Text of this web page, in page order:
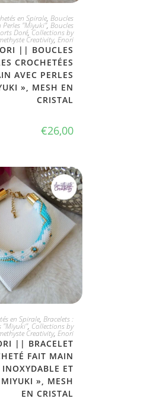
L'ADOPTE
en Spirale, Boucles
Perles "Miyuki", Boucles
Doré, Collections by
Creativity, Enori
|| BOUCLES
CROCHETÉES
AVEC PERLES
», MESH EN
CRISTAL
€26,00
L'ADOPTE
en Spirale, Bracelets :
"Miyuki", Collections by
Creativity, Enori
|| BRACELET
FAIT MAIN
INOXYDABLE ET
MIYUKI », MESH
EN CRISTAL